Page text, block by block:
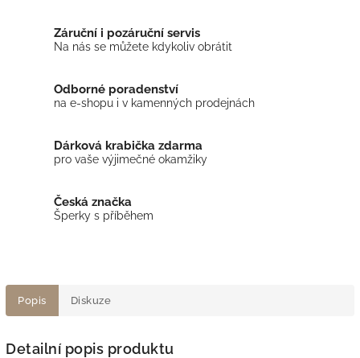
Záruční i pozáruční servis
Na nás se můžete kdykoliv obrátit
Odborné poradenství
na e-shopu i v kamenných prodejnách
Dárková krabička zdarma
pro vaše výjimečné okamžiky
Česká značka
Šperky s příběhem
Popis Diskuze
Detailní popis produktu